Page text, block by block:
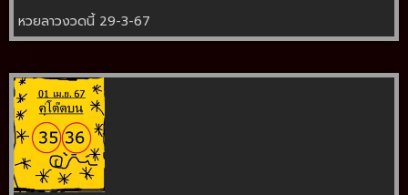
หวยลาวงวดนี้ 29-3-67